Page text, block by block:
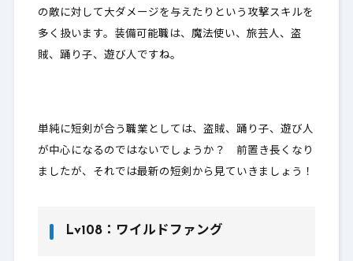
の敵に対して大ダメージを与えたりという攻撃スキルを
多く扱います。装備可能職は、魔法使い、旅芸人、盗
賊、踊り子、遊び人ですね。
単純に短剣が合う職業としては、盗賊、踊り子、遊び人
が中心になるのではないでしょうか？ 前置き長くなり
ましたが、それでは最新の短剣から見ていきましょう！
Lv108：ワイルドファング